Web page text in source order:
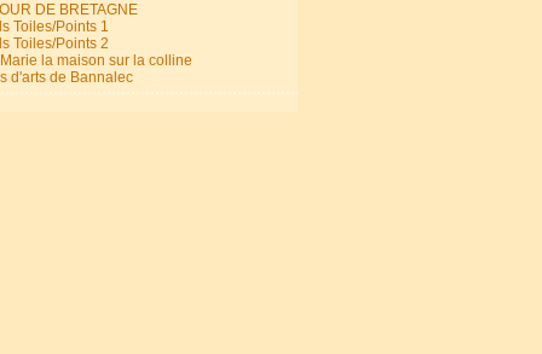
DE BRETAGNE
Toiles/Points 1
Toiles/Points 2
la maison sur la colline
d'arts de Bannalec